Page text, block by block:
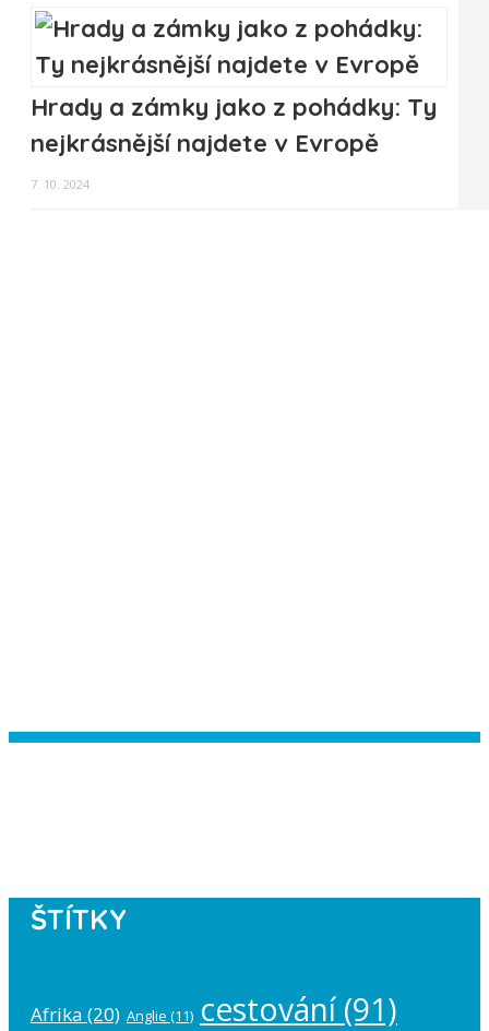
Hrady a zámky jako z pohádky: Ty
nejkrásnější najdete v Evropě
7. 10. 2024
ŠTÍTKY
Afrika (20) Anglie (11) cestování(91)